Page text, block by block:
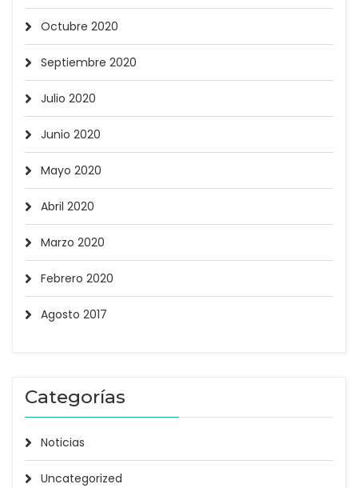
Octubre 2020
Septiembre 2020
Julio 2020
Junio 2020
Mayo 2020
Abril 2020
Marzo 2020
Febrero 2020
Agosto 2017
Categorías
Noticias
Uncategorized